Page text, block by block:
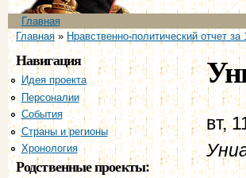
Главное меню
Главная
Вы здесь
Главная» Нравственно-политический отчет за
Навигация
Идея проекта
Персоналии
События
Страны и регионы
Хронология
Родственные проекты:
вт,